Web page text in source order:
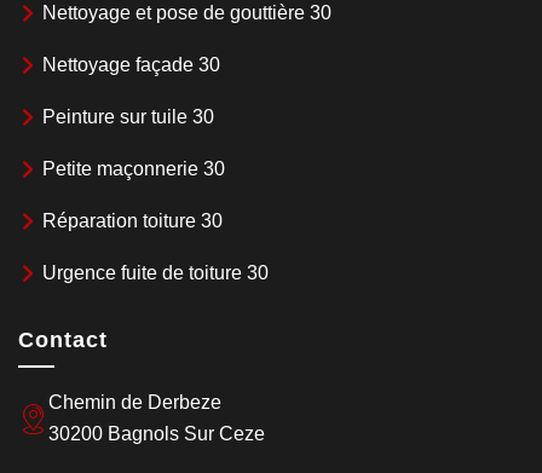
Nettoyage et pose de gouttière 30
Nettoyage façade 30
Peinture sur tuile 30
Petite maçonnerie 30
Réparation toiture 30
Urgence fuite de toiture 30
Contact
Chemin de Derbeze
30200 Bagnols Sur Ceze